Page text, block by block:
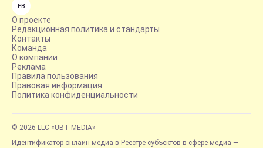
FB
О проекте
Редакционная политика и стандарты
Контакты
Команда
О компании
Реклама
Правила пользования
Правовая информация
Политика конфиденциальности
© 2026 LLC «UBT MEDIA»
Идентификатор онлайн-медиа в Реестре субъектов в сфере медиа —